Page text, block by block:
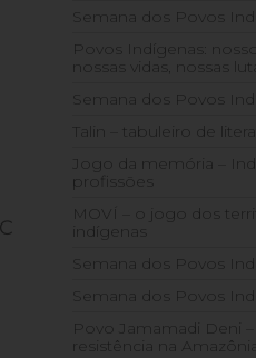
Semana dos Povos
Povos Indígenas:
nossas vidas, nossas
Semana dos Povos
Talin – tabuleiro de
Jogo da memória –
profissões
MOVÍ – o jogo dos
indígenas
Semana dos Povos
Semana dos Povos
Povo Jamamadi Deni –
resistência na